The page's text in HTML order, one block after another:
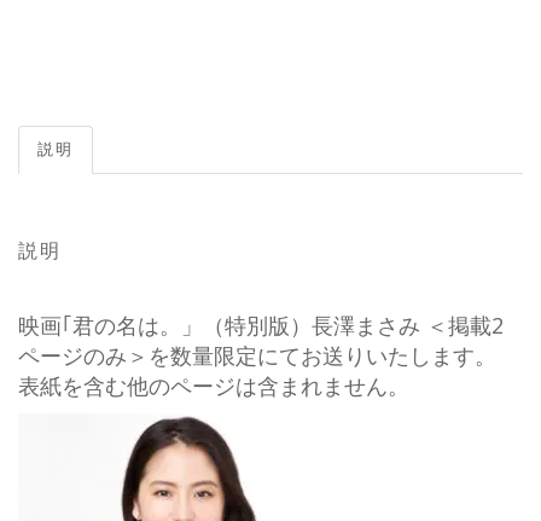
説明
説明
映画｢君の名は。」（特別版）長澤まさみ ＜掲載2
ページのみ＞を数量限定にてお送りいたします。
表紙を含む他のページは含まれません。